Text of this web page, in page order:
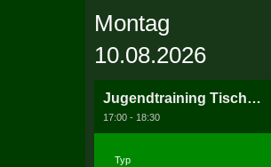
Montag
10.08.2026
Jugendtraining Tischtennis
17:00 - 18:30
Typ